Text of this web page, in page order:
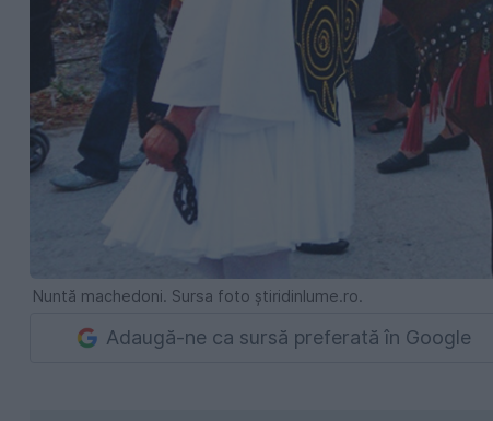
Nuntă machedoni. Sursa foto știridinlume.ro.
Adaugă-ne ca sursă preferată în Google